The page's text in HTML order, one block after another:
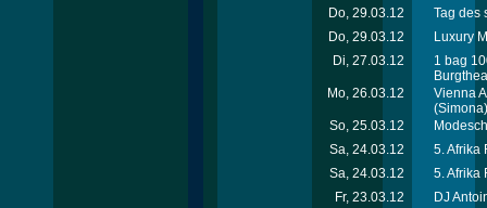
Do, 29.03.12
Tag des
Do, 29.03.12
Luxury
Di, 27.03.12
1 bag
Mo, 26.03.12
Vienna
(Simona)
So, 25.03.12
Sa, 24.03.12
5. Afrika
Sa, 24.03.12
5. Afrika
Fr, 23.03.12
DJ